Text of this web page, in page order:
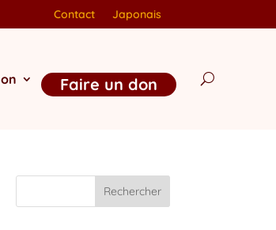
Contact Japonais
Faire un don
Rechercher